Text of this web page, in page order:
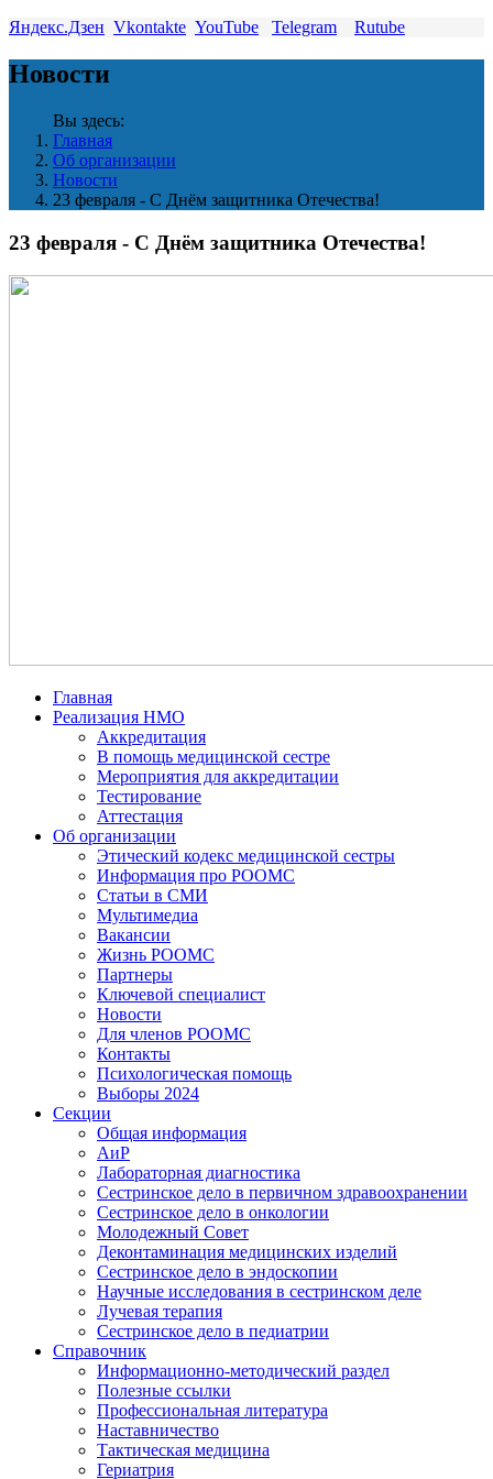
Яндекс.Дзен Vkontakte YouTube Telegram Rutube
Новости
Вы здесь:
Главная
Об организации
Новости
23 февраля - С Днём защитника Отечества!
23 февраля - С Днём защитника Отечества!
Главная
Реализация НМО
Аккредитация
В помощь медицинской сестре
Мероприятия для аккредитации
Тестирование
Аттестация
Об организации
Этический кодекс медицинской сестры
Информация про РООМС
Статьи в СМИ
Мультимедиа
Вакансии
Жизнь РООМС
Партнеры
Ключевой специалист
Новости
Для членов РООМС
Контакты
Психологическая помощь
Выборы 2024
Секции
Общая информация
АиР
Лабораторная диагностика
Сестринское дело в первичном здравоохранении
Сестринское дело в онкологии
Молодежный Совет
Деконтаминация медицинских изделий
Сестринское дело в эндоскопии
Научные исследования в сестринском деле
Лучевая терапия
Сестринское дело в педиатрии
Справочник
Информационно-методический раздел
Полезные ссылки
Профессиональная литература
Наставничество
Тактическая медицина
Гериатрия